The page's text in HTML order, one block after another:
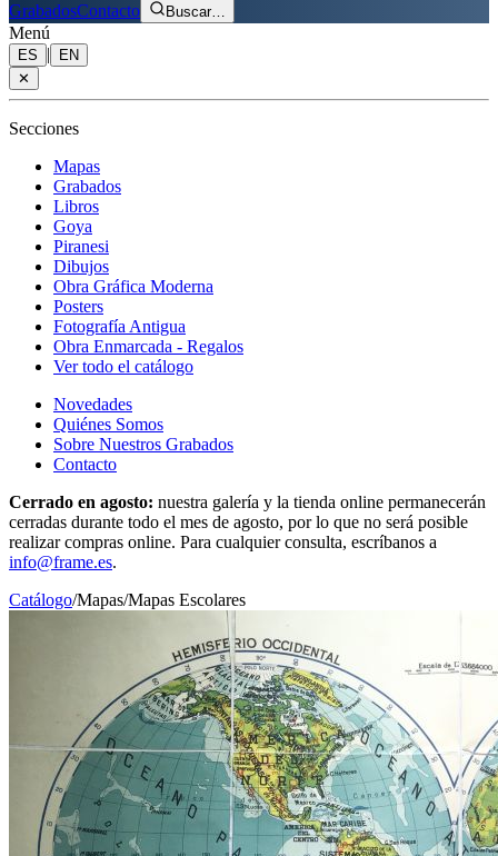
GrabadosContacto Buscar…
Menú
ES |
EN
✕
Secciones
Mapas
Grabados
Libros
Goya
Piranesi
Dibujos
Obra Gráfica Moderna
Posters
Fotografía Antigua
Obra Enmarcada - Regalos
Ver todo el catálogo
Novedades
Quiénes Somos
Sobre Nuestros Grabados
Contacto
Cerrado en agosto: nuestra galería y la tienda online permanecerán
cerradas durante todo el mes de agosto, por lo que no será posible
realizar compras online. Para cualquier consulta, escríbanos a
info@frame.es.
Catálogo/Mapas/Mapas Escolares